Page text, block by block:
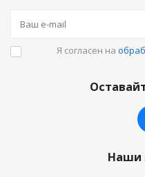
Я согласен на
Наши